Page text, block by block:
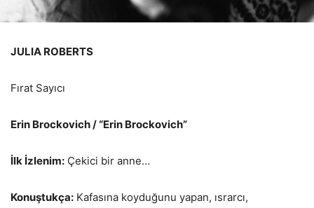
JULIA ROBERTS
Fırat Sayıcı
Erin Brockovich / “Erin Brockovich”
İlk İzlenim: Çekici bir anne…
Konuştukça: Kafasına koyduğunu yapan, ısrarcı,